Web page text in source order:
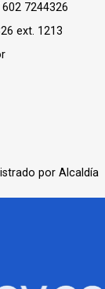
7244326
ext. 1213
por Alcaldía